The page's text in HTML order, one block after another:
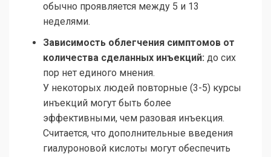
обычно проявляется между 5 и 13
неделями.
Зависимость облегчения симптомов от
количества сделанных инъекций: до сих
пор нет единого мнения.
У некоторых людей повторные (3-5) курсы
инъекций могут быть более
эффективными, чем разовая инъекция.
Считается, что дополнительные введения
гиалуроновой кислоты могут обеспечить